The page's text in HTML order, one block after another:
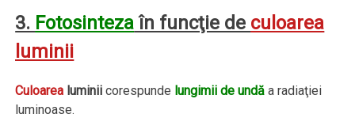
3. Fotosintezaîn funcţie de culoarea
luminii
Culoarea luminii corespunde lungimii de undă a radiaţiei
luminoase.